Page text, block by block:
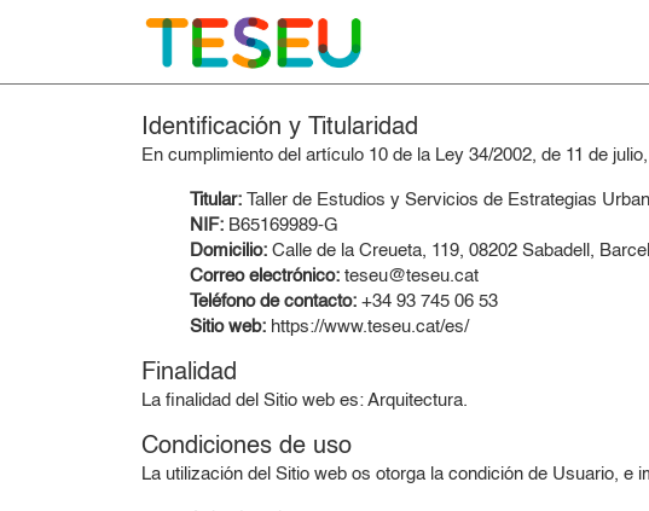
Identificación y Titularidad
En cumplimiento del artículo 10 de la Ley 34/2002, de 11 de
Titular: Taller de Estudios y Servicios de Estrategias
NIF: B65169989-G
Domicilio: Calle de la Creueta, 119, 08202 Sabadell,
Correo electrónico: teseu@teseu.cat
Teléfono de contacto: +34 93 745 06 53
Sitio web: https://www.teseu.cat/es/
Finalidad
La finalidad del Sitio web es: Arquitectura.
Condiciones de uso
La utilización del Sitio web os otorga la condición de Usuario,